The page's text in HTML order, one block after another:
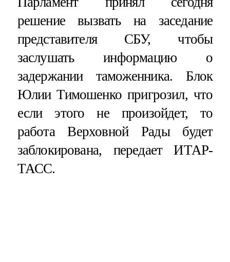
решение вызвать на заседание
представителя СБУ, чтобы
заслушать информацию о
задержании таможенника. Блок
Юлии Тимошенко пригрозил, что
если этого не произойдет, то
работа Верховной Рады будет
заблокирована, передает ИТАР-
ТАСС.